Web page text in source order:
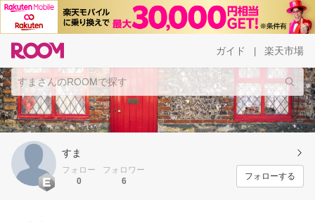
ガイド 楽天市場
すま
フォロー
0
フォロワー
6
フォローする